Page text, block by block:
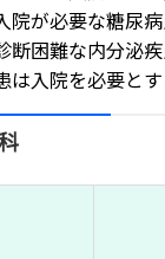
院が必要な糖尿
断困難な内分泌
は入院を必要と